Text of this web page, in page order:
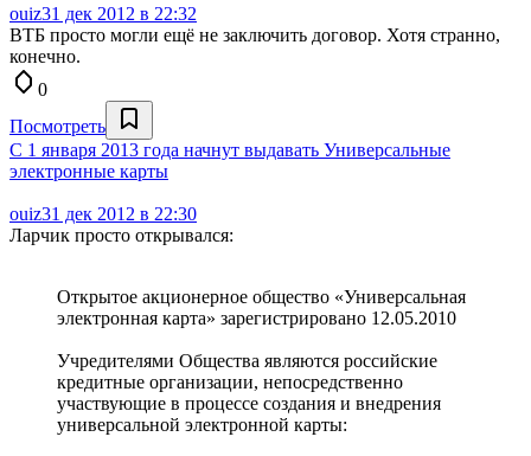
ouiz31 дек 2012 в 22:32
ВТБ просто могли ещё не заключить договор. Хотя странно,
конечно.
0
Посмотреть
С 1 января 2013 года начнут выдавать Универсальные
электронные карты
ouiz31 дек 2012 в 22:30
Ларчик просто открывался:
Открытое акционерное общество «Универсальная
электронная карта» зарегистрировано 12.05.2010
Учредителями Общества являются российские
кредитные организации, непосредственно
участвующие в процессе создания и внедрения
универсальной электронной карты: